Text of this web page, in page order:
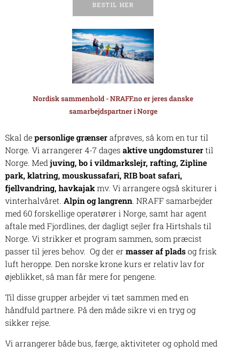
BESTIL HER
Nordisk sammenhold - NRAFF.no er jeres danske
samarbejdspartner i Norge
Skal depersonlige grænserafprøves, så kom en tur til
Norge. Vi arrangerer 4-7 dages aktive ungdomsturertil
Norge. Medjuving, bo i vildmarkslejr, rafting, Zipline
park, klatring, mouskussafari, RIB boat safari,
fjellvandring, havkajakmv. Vi arrangere også skiturer i
vinterhalvåret. Alpin og langrenn. NRAFF samarbejder
med 60 forskellige operatører i Norge, samt har agent
aftale med Fjordlines, der dagligt sejler fra Hirtshals til
Norge. Vi strikker et program sammen, som præcist
passer til jeres behov. Og der er masser af pladsog frisk
luft heroppe. Den norske krone kurs er relativ lav for
øjeblikket, så man får mere for pengene.
Til disse grupper arbejder vi tæt sammen med en
håndfuld partnere. På den måde sikre vi en tryg og
sikker rejse.
Vi arrangerer både bus, færge, aktiviteter og ophold med